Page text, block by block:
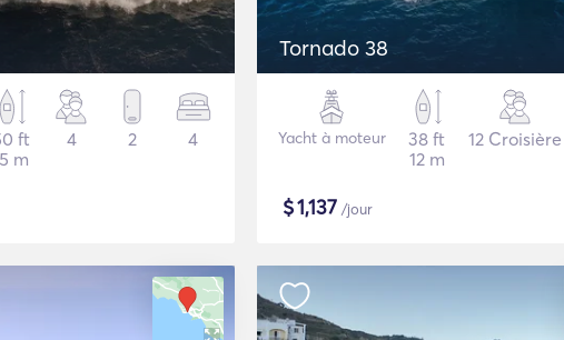
ft
m
4 2 4
Tornado 38
Yacht à moteur
38 ft
12 m
12 Croisière
$1,137 /jour